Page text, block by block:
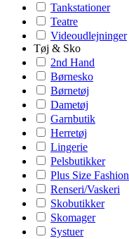
Tankstationer
Teatre
Videoudlejninger
Tøj & Sko
2nd Hand
Børnesko
Børnetøj
Dametøj
Garnbutik
Herretøj
Lingerie
Pelsbutikker
Plus Size Fashion
Renseri/Vaskeri
Skobutikker
Skomager
Systuer